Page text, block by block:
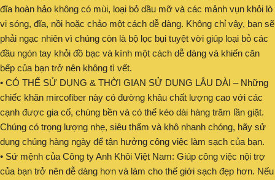
đĩa hoàn hảo không có mùi, loại bỏ dầu mỡ và các mảnh vụn khỏi lò
vi sóng, đĩa, nồi hoặc chảo một cách dễ dàng. Không chỉ vậy, bạn sẽ
phải ngạc nhiên vì chúng còn là bộ lọc bụi tuyệt vời giúp loại bỏ các
đầu ngón tay khỏi đồ bạc và kính một cách dễ dàng và khiến căn
bếp của bạn trở nên không tì vết.
• CÓ THỂ SỬ DỤNG & THỜI GIAN SỬ DỤNG LÂU DÀI – Những
chiếc khăn mircofiber này có đường khâu chất lượng cao với các
cạnh được gia cố, chúng bền và có thể kéo dài hàng trăm lần giặt.
Chúng có trọng lượng nhẹ, siêu thấm và khô nhanh chóng, hãy sử
dụng chúng hàng ngày để tận hưởng công việc làm sạch của bạn.
• Sứ mệnh của Công ty Anh Khôi Việt Nam: Giúp công việc nội trợ
của bạn trở nên dễ dàng hơn và làm cho thế giới sạch đẹp hơn. Nếu